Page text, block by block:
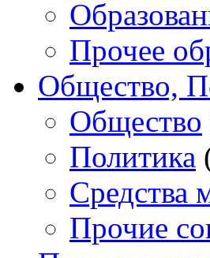
Прочее
Общество,
Общество
Политика
Средства
Прочие